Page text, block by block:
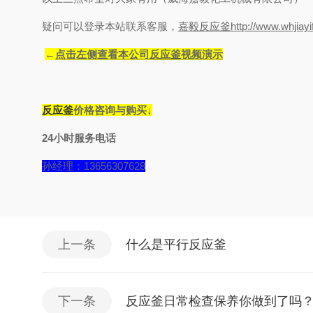
疑问可以登录本站联系客服， 嘉毅反应釜http://
← 点击左侧查看本公司 反应釜视频演示
反应釜价格咨询与购买↓
24小时服务电话
孙经理：13656307628
上一条 什么是平行反应釜
下一条 反应釜日常检查保养你做到了吗？